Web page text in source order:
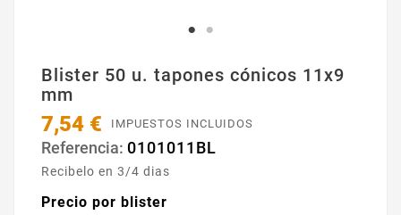
Blister 50 u. tapones cónicos 11x9
mm
7,54 € IMPUESTOS INCLUIDOS
Referencia: 0101011BL
Recibelo en 3/4 dias
Precio por blister